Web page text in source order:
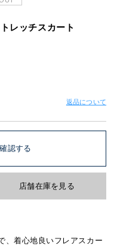
レッチスカート
返品について
認する
店舗在庫を見る
、着心地良いフレアスカー